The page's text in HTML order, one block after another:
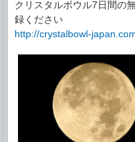
クリスタルボウル7日間の
録ください
http://crystalbowl-